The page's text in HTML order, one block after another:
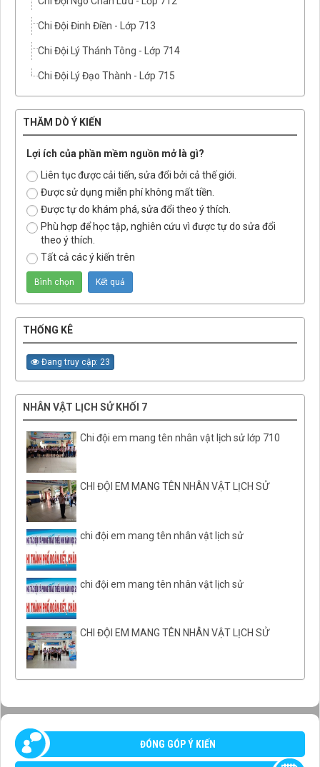
Chi Đội Đinh Điền - Lớp 713
Chi Đội Lý Thánh Tông - Lớp 714
Chi Đội Lý Đạo Thành - Lớp 715
THĂM DÒ Ý KIẾN
Lợi ích của phần mềm nguồn mở là gì?
Liên tục được cải tiến, sửa đổi bởi cả thế giới.
Được sử dụng miễn phí không mất tiền.
Được tự do khám phá, sửa đổi theo ý thích.
Phù hợp để học tập, nghiên cứu vì được tự do sửa đổi
theo ý thích.
Tất cả các ý kiến trên
THỐNG KÊ
Đang truy cập: 23
NHÂN VẬT LỊCH SỬ KHỐI 7
Chi đội em mang tên nhân vật lịch sử lớp 710
CHI ĐỘI EM MANG TÊN NHÂN VẬT LỊCH SỬ
chi đội em mang tên nhân vật lịch sử
chi đội em mang tên nhân vật lịch sử
CHI ĐỘI EM MANG TÊN NHÂN VẬT LỊCH SỬ
ĐÓNG GÓP Ý KIẾN